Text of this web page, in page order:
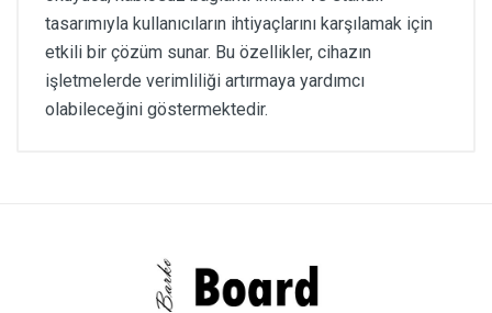
tasarımıyla kullanıcıların ihtiyaçlarını karşılamak için
etkili bir çözüm sunar. Bu özellikler, cihazın
işletmelerde verimliliği artırmaya yardımcı
olabileceğini göstermektedir.